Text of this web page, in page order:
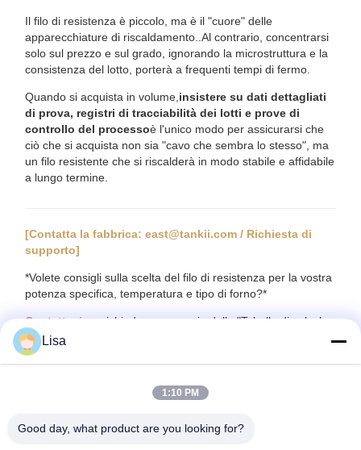
Il filo di resistenza è piccolo, ma è il "cuore" delle
apparecchiature di riscaldamento..Al contrario, concentrarsi
solo sul prezzo e sul grado, ignorando la microstruttura e la
consistenza del lotto, porterà a frequenti tempi di fermo.
Quando si acquista in volume,insistere su dati dettagliati
di prova, registri di tracciabilità dei lotti e prove di
controllo del processoè l'unico modo per assicurarsi che
ciò che si acquista non sia "cavo che sembra lo stesso", ma
un filo resistente che si riscalderà in modo stabile e affidabile
a lungo termine.
[Contatta la fabbrica: east@tankii.com / Richiesta di
supporto]
*Volete consigli sulla scelta del filo di resistenza per la vostra
potenza specifica, temperatura e tipo di forno?*
Contattaciper richiedere una copia della "Tabella di calcolo
del carico superficiale del filo di resistenza" e una
consultazione tecnica gratuita.
Lisa
1:10 PM
Good day, what product are you looking for?